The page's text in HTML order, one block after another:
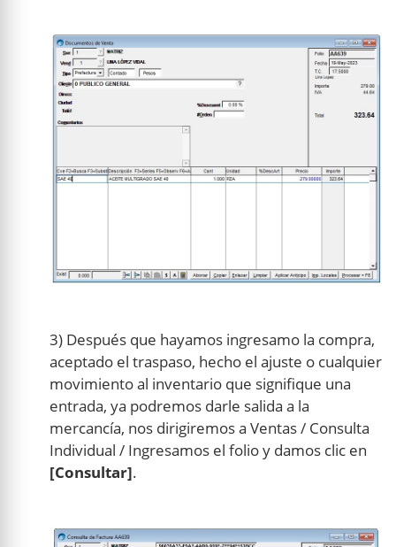
3) Después que hayamos ingresamo la compra,
aceptado el traspaso, hecho el ajuste o cualquier
movimiento al inventario que signifique una
entrada, ya podremos darle salida a la
mercancía, nos dirigiremos a Ventas / Consulta
Individual / Ingresamos el folio y damos clic en
[Consultar].